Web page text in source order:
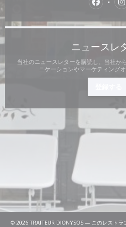
ニュースレ
当社のニュースレターを購読し、当社か
ニケーションやマーケティング
© 2026 TRAITEUR DIONYSOS — このレストラ